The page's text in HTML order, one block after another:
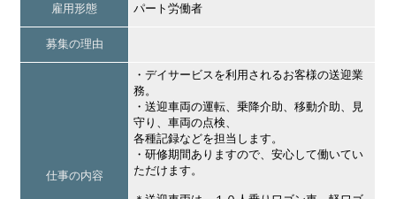
雇用形態 パート労働者
募集の理由
仕事の内容
・デイサービスを利用されるお客様の送迎業
務。
・送迎車両の運転、乗降介助、移動介助、見
守り、車両の点検、
各種記録などを担当します。
・研修期間ありますので、安心して働いてい
ただけます。